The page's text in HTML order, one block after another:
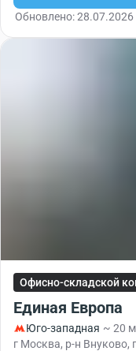
Обновлено: 28.07.2026
Офисно-складской
Единая Европа
Юго-западная ~ 20
г Москва, р-н Внуково,